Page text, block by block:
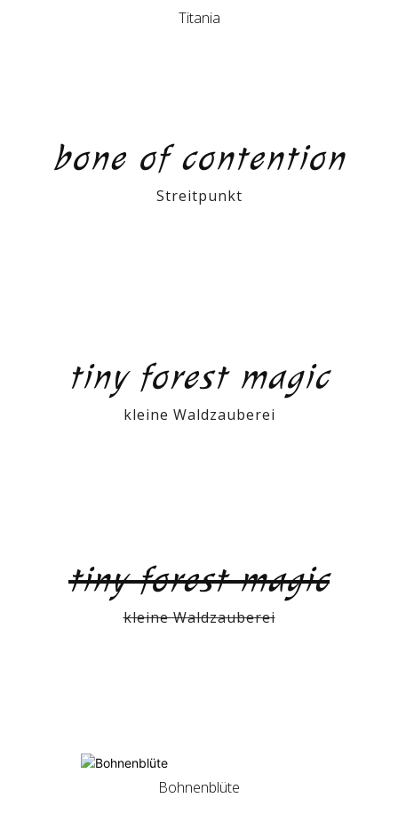
Titania
bone of contention
Streitpunkt
tiny forest magic
kleine Waldzauberei
tiny forest magic
kleine Waldzauberei
Bohnenblüte